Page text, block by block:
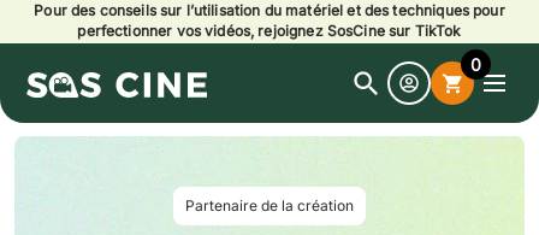
Pour des conseils sur l’utilisation du matériel et des techniques pour
perfectionner vos vidéos, rejoignez SosCine sur TikTok
search
Open
search
shopping_cart
0
Partenaire de la création